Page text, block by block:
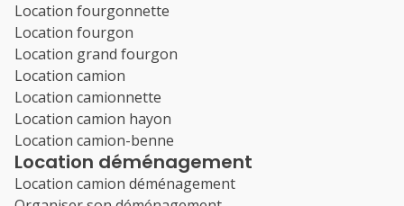
Location fourgonnette
Location fourgon
Location grand fourgon
Location camion
Location camionnette
Location camion hayon
Location camion-benne
Location déménagement
Location camion déménagement